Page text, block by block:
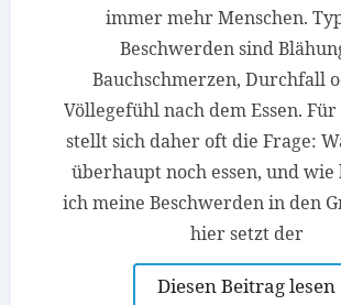
immer mehr Menschen.
Beschwerden sind
Bauchschmerzen, Durchfall
Völlegefühl nach dem Essen.
stellt sich daher oft die Frage:
überhaupt noch essen, und wie
ich meine Beschwerden in den
hier setzt der
Diesen Beitrag lesen